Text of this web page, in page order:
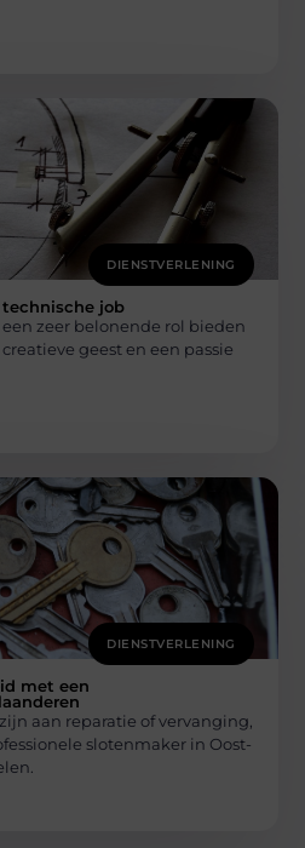
DIENSTVERLENING
job
zeer belonende rol bieden
geest en een passie
DIENSTVERLENING
met een
aan reparatie of vervanging,
slotenmaker in Oost-